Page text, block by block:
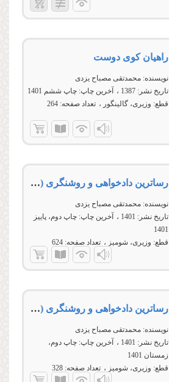
راهیان كوى دوست
نویسنده: محمدتقی مصباح یزدی
تاریخ نشر: 1387 آخرین چاپ: چاپ ششم 1401
قطع: وزیری، گالینگور تعداد صفحه: 264
رساترین دادخواهی و روشنگری (شرح خطبه فدکیه) جلد اول
نویسنده: محمدتقی مصباح یزدی
تاریخ نشر: 1401 آخرین چاپ: چاپ دوم، پاييز
1401
قطع: وزیری، شومیز تعداد صفحه: 624
رساترین دادخواهی و روشنگری (شرح خطبه فدکیه) جلد دوم
نویسنده: محمدتقی مصباح یزدی
تاریخ نشر: 1401 آخرین چاپ: چاپ دوم،
زمستان 1401
قطع: وزیری، شومیز تعداد صفحه: 328